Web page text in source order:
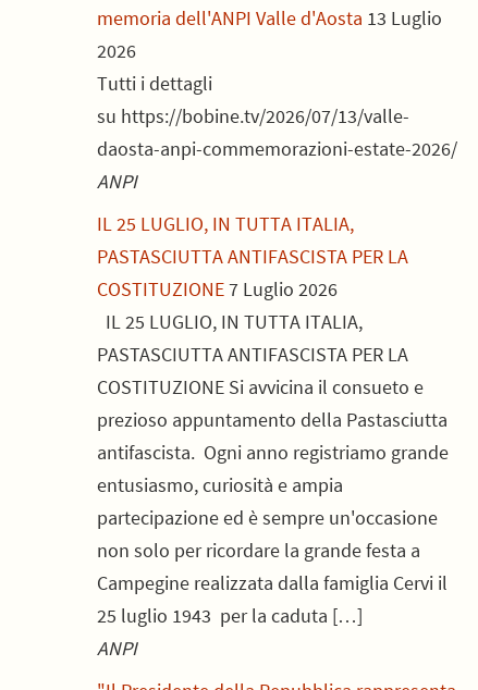
memoria dell'ANPI Valle d'Aosta 13 Luglio
2026
Tutti i dettagli
su https://bobine.tv/2026/07/13/valle-
daosta-anpi-commemorazioni-estate-2026/
ANPI
IL 25 LUGLIO, IN TUTTA ITALIA,
PASTASCIUTTA ANTIFASCISTA PER LA
COSTITUZIONE7 Luglio 2026
IL 25 LUGLIO, IN TUTTA ITALIA,
PASTASCIUTTA ANTIFASCISTA PER LA
COSTITUZIONE Si avvicina il consueto e
prezioso appuntamento della Pastasciutta
antifascista. Ogni anno registriamo grande
entusiasmo, curiosità e ampia
partecipazione ed è sempre un'occasione
non solo per ricordare la grande festa a
Campegine realizzata dalla famiglia Cervi il
25 luglio 1943 per la caduta […]
ANPI